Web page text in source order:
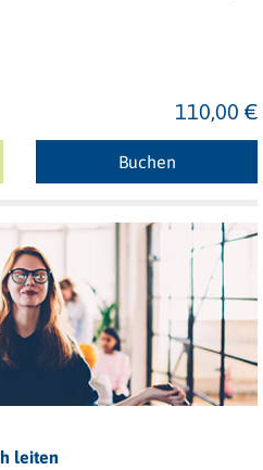
110,00 €
Buchen
leiten